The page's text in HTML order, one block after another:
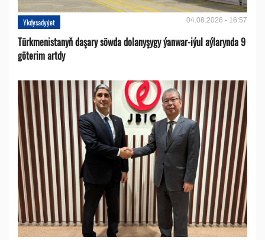
Ykdysadyýet 04.08.2026 - 16:57
Türkmenistanyň daşary söwda dolanyşygy ýanwar-iýul aýlarynda 9
göterim artdy